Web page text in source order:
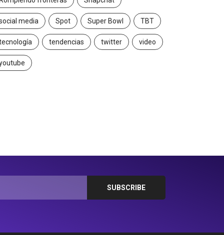
media Spot Super Bowl TBT
tendencias twitter video